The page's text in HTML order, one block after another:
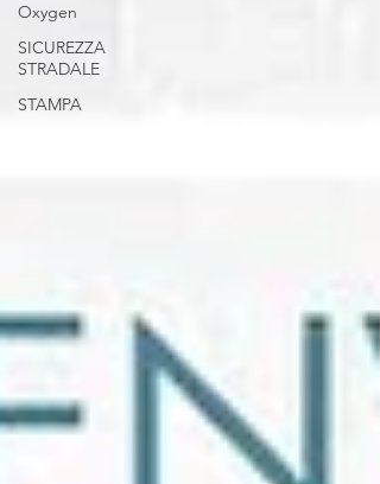
Oxygen
SICUREZZA
STRADALE
STAMPA